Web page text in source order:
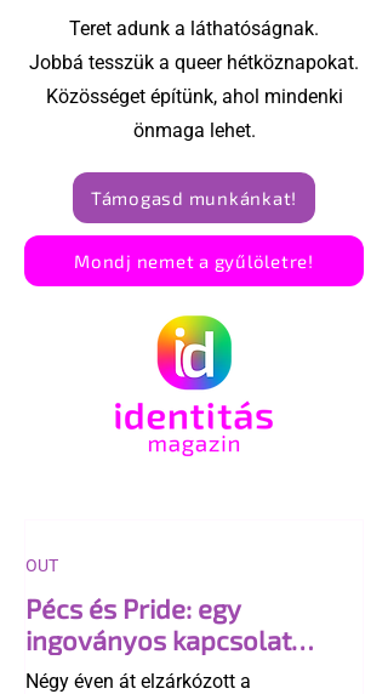
Teret adunk a láthatóságnak.
Jobbá tesszük a queer hétköznapokat.
Közösséget építünk, ahol mindenki
önmaga lehet.
Támogasd munkánkat!
Mondj nemet a gyűlöletre!
Pécs és Pride: egy
ingoványos kapcsolat
története
Négy éven át elzárkózott a
OUT